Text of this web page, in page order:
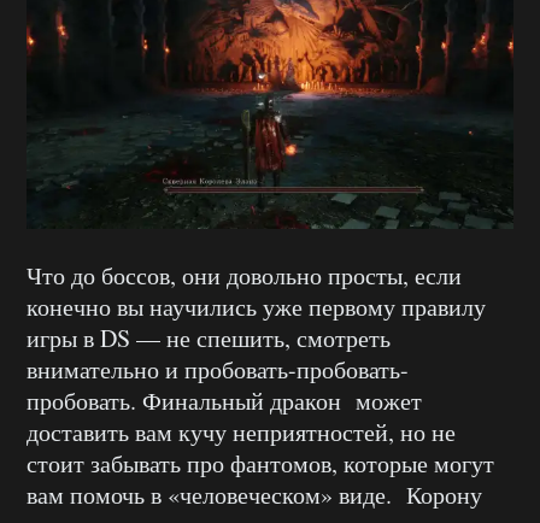
Что до боссов, они довольно просты, если
конечно вы научились уже первому правилу
игры в DS — не спешить, смотреть
внимательно и пробовать-пробовать-
пробовать. Финальный дракон может
доставить вам кучу неприятностей, но не
стоит забывать про фантомов, которые могут
вам помочь в «человеческом» виде. Корону